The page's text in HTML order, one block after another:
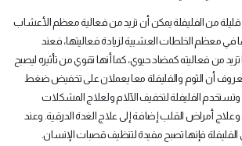
من الفليفلة يمكن أن تزيد من فعالية معظم الأعشاب
في معظم الخلطات العشبية لزيادة فعاليتها، فعند
تزيد من فعاليته كمضاد حيوي، كما أنها تقوي من تأثيره ليصبح
أن الثوم والفليفلة معا يعملان على تخفيض ضغط
الفليفلة لتخفيف الآلام ولعلاج المشكلات
أمراض القلب إضافة إلى علاج الغدة الدرقية. وعند
الفليفلة فإنها تصبح مفيدة لتنظيف قصبات الإنسان.